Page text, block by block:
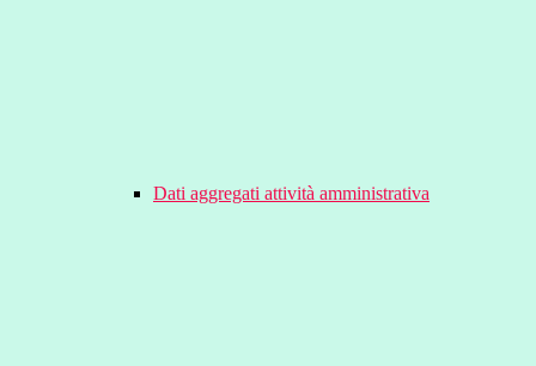
Dati aggregati attività amministrativa